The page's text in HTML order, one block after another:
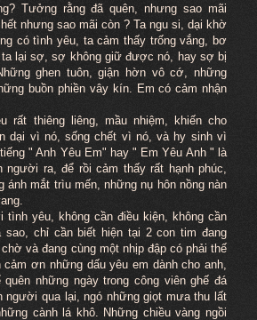
Tưởng rằng đã quên, nhưng sao mãi
nhưng sao mãi còn ? Ta ngu si, dại khờ
có tình yêu, ta cảm thấy trống vắng, bơ
lại sợ, sợ không giữ được nó, hay sợ bị
ghen tuôn, giận hờn vô cớ, những
buồn phiền vây kín. Em có cảm nhận
rất thiêng liêng, mầu nhiệm, khiến cho
dại vì nó, sống chết vì nó, và hy sinh vì
" Anh Yêu Em" hay " Em Yêu Anh " là
người ra, để rồi cảm thấy rất hạnh phúc,
ánh mắt trìu mến, những nụ hôn nồng nàn
tình yêu, không cần điều kiện, không cần
sao, chỉ cần biết hiện tại 2 con tim đang
và đang cùng một nhịp đập có phải thế
cảm ơn những dấu yêu em dành cho anh,
quên những ngày trong công viên ghế đá
người qua lại, ngó những giọt mưa thu lất
cành lá khô. Những chiều vàng ngồi